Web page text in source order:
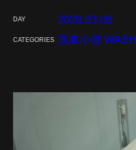
DAY 2026.03.06
CATEGORIES 洗車小僧